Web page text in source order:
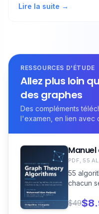
Lire la suite →
RESSOURCES D'ÉTUDE
Allez plus loin
des graphes
Des compléments
l'examen, en lien avec
PDF, 55
55
chacun
$49